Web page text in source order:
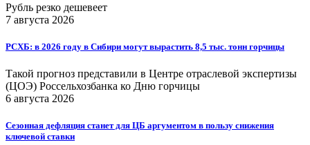
Рубль резко дешевеет
7 августа 2026
РСХБ: в 2026 году в Сибири могут вырастить 8,5 тыс. тонн горчицы
Такой прогноз представили в Центре отраслевой экспертизы
(ЦОЭ) Россельхозбанка ко Дню горчицы
6 августа 2026
Сезонная дефляция станет для ЦБ аргументом в пользу снижения
ключевой ставки